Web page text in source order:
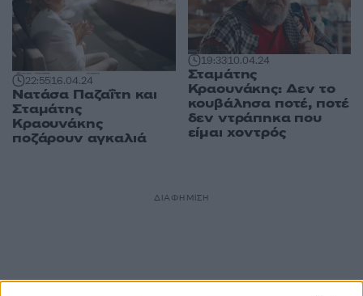
22:5516.04.24
Νατάσα Παζαΐτη και
Σταμάτης
Κραουνάκης
ποζάρουν αγκαλιά
19:3310.04.24
Σταμάτης
Κραουνάκης: Δεν το
κουβάλησα ποτέ, ποτέ
δεν ντράπηκα που
είμαι χοντρός
ΔΙΑΦΗΜΙΣΗ